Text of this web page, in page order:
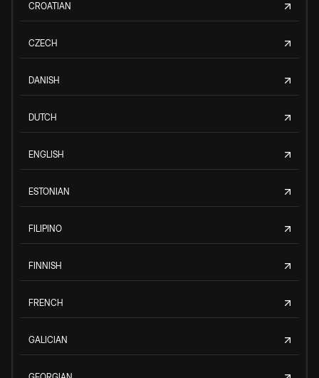
CROATIAN
CZECH
DANISH
DUTCH
ENGLISH
ESTONIAN
FILIPINO
FINNISH
FRENCH
GALICIAN